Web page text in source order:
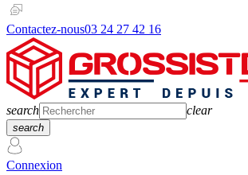
Contactez-nous03 24 27 42 16
search clear
search
Connexion